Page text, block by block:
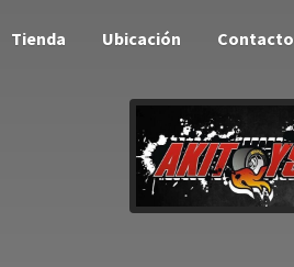
Tienda Ubicación Contacto